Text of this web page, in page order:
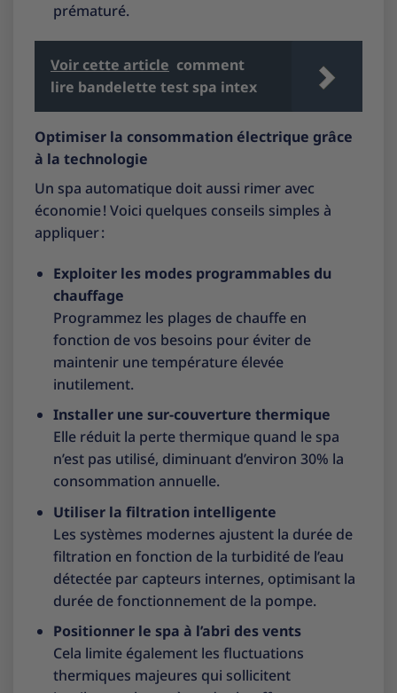
prématuré.
Voir cette article comment
lire bandelette test spa intex
Optimiser la consommation électrique grâce
à la technologie
Un spa automatique doit aussi rimer avec
économie ! Voici quelques conseils simples à
appliquer :
Exploiter les modes programmables du
chauffage
Programmez les plages de chauffe en
fonction de vos besoins pour éviter de
maintenir une température élevée
inutilement.
Installer une sur-couverture thermique
Elle réduit la perte thermique quand le spa
n’est pas utilisé, diminuant d’environ 30% la
consommation annuelle.
Utiliser la filtration intelligente
Les systèmes modernes ajustent la durée de
filtration en fonction de la turbidité de l’eau
détectée par capteurs internes, optimisant la
durée de fonctionnement de la pompe.
Positionner le spa à l’abri des vents
Cela limite également les fluctuations
thermiques majeures qui sollicitent